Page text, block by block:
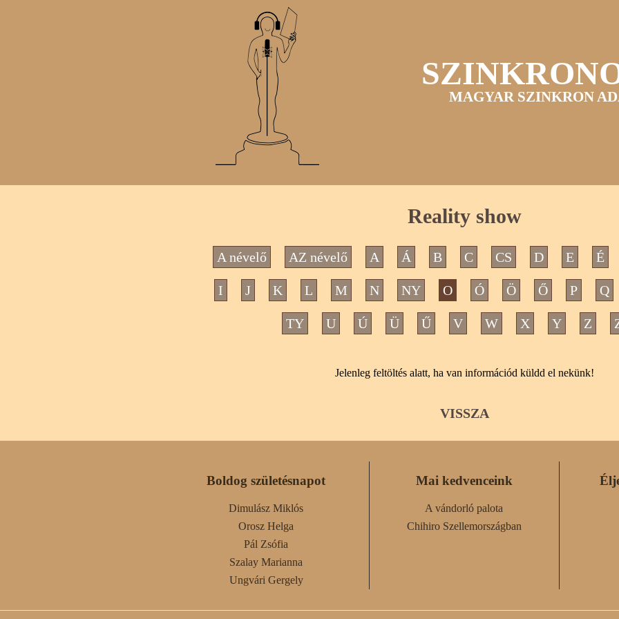
MAGYAR SZINKRON
Reality show
A névelő AZ névelő A Á B C CS D E É
I J K L M N NY O Ó Ö Ő P Q
TY U Ú Ü Ű V W X Y Z
Jelenleg feltöltés alatt, ha van információd küldd el nekünk!
VISSZA
Boldog születésnapot
Dimulász Miklós
Orosz Helga
Pál Zsófia
Szalay Marianna
Ungvári Gergely
Mai kedvenceink
A vándorló palota
Chihiro Szellemországban